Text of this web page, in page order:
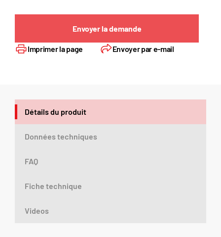
Envoyer la demande
Imprimer la page Envoyer par e-mail
Détails du produit
Données techniques
FAQ
Fiche technique
Videos